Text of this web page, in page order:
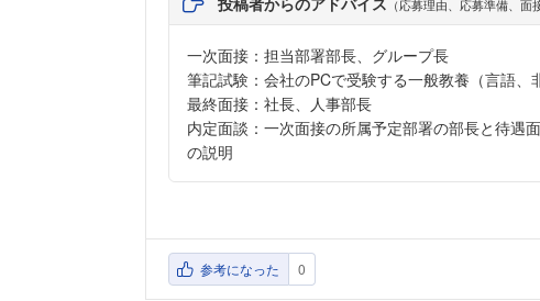
（応募理由、応募準備、面
一次面接：担当部署部長、グループ長
筆記試験：会社のPCで受験する一般教養（言語、
最終面接：社長、人事部長
内定面談：一次面接の所属予定部署の部長と待遇
の説明
参考になった 0